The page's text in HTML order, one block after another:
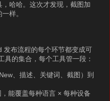
哈哈。这次才发现，截图加
样。
发布流程的每个环节都变成可
具的集合，每个工具管一段：
、描述、关键词、截图）到
能覆盖每种语言 × 每种设备